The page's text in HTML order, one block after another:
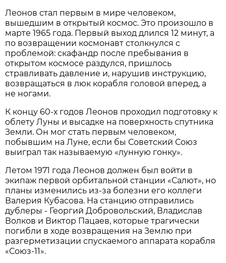
Леонов стал первым в мире человеком,
вышедшим в открытый космос. Это произошло в
марте 1965 года. Первый выход длился 12 минут, а
по возвращении космонавт столкнулся с
проблемой: скафандр после пребывания в
открытом космосе раздулся, пришлось
стравливать давление и, нарушив инструкцию,
возвращаться в люк корабля головой вперед, а
не ногами.
К концу 60-х годов Леонов проходил подготовку к
облету Луны и высадке на поверхность спутника
Земли. Он мог стать первым человеком,
побывшим на Луне, если бы Советский Союз
выиграл так называемую «лунную гонку».
Летом 1971 года Леонов должен был войти в
экипаж первой орбитальной станции «Салют», но
планы изменились из-за болезни его коллеги
Валерия Кубасова. На станцию отправились
дублеры - Георгий Добровольский, Владислав
Волков и Виктор Пацаев, которые трагически
погибли в ходе возвращения на Землю при
разгерметизации спускаемого аппарата корабля
«Союз-11».